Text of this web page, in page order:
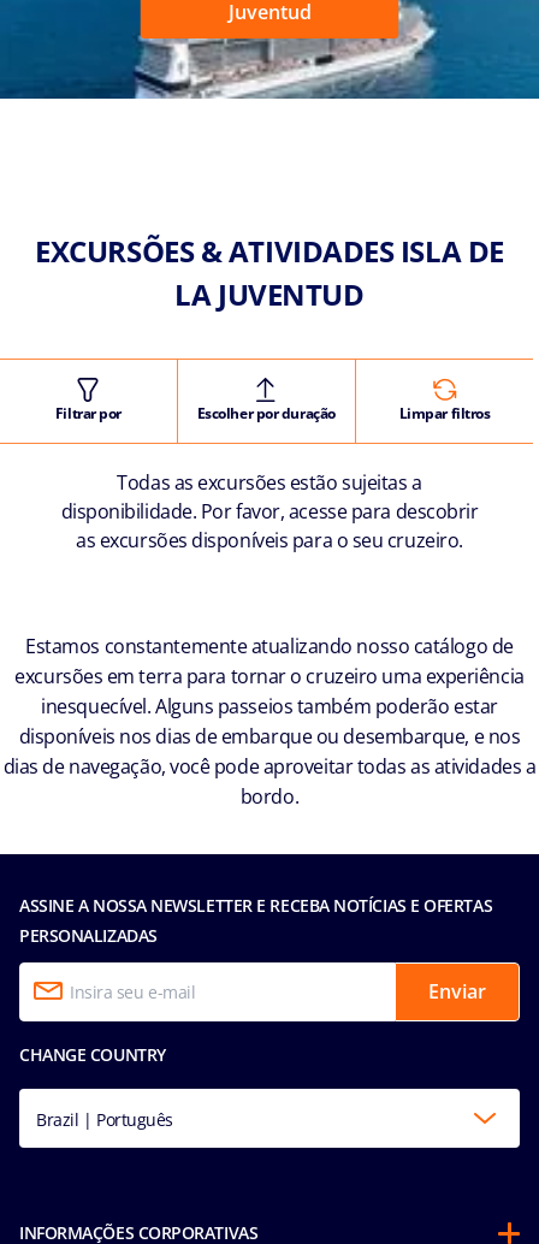
Juventud
EXCURSÕES & ATIVIDADES ISLA DE
LA JUVENTUD
Filtrar por Escolher por duração Limpar filtros
Todas as excursões estão sujeitas a
disponibilidade. Por favor, acesse para descobrir
as excursões disponíveis para o seu cruzeiro.
Estamos constantemente atualizando nosso catálogo de
excursões em terra para tornar o cruzeiro uma experiência
inesquecível. Alguns passeios também poderão estar
disponíveis nos dias de embarque ou desembarque, e nos
dias de navegação, você pode aproveitar todas as atividades a
bordo.
ASSINE A NOSSA NEWSLETTER E RECEBA NOTÍCIAS E OFERTAS
PERSONALIZADAS
Enviar
CHANGE COUNTRY
Brazil | Português
INFORMAÇÕES CORPORATIVAS